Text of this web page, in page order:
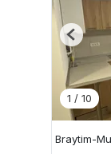
1 / 10
Previous
Braytim-